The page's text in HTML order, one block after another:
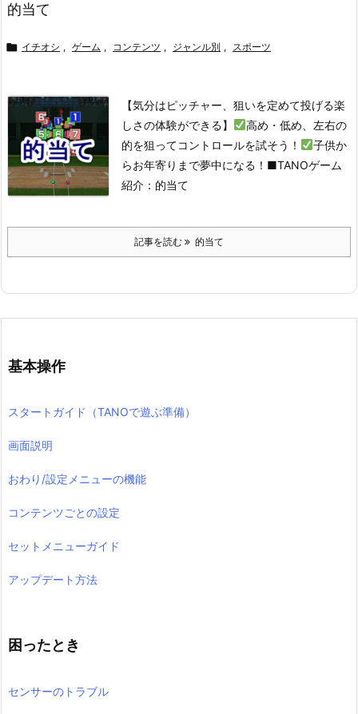
的当て
 イチオシ , ゲーム , コンテンツ , ジャンル別 , スポーツ
【気分はピッチャー、狙いを定めて投げる楽
しさの体験ができる】
高め・低め、左右の
的を狙ってコントロールを試そう！
子供か
らお年寄りまで夢中になる！ ■TANOゲーム
紹介：的当て
記事を読む 的当て
基本操作
スタートガイド（TANOで遊ぶ準備）
画面説明
おわり/設定メニューの機能
コンテンツごとの設定
セットメニューガイド
アップデート方法
困ったとき
センサーのトラブル